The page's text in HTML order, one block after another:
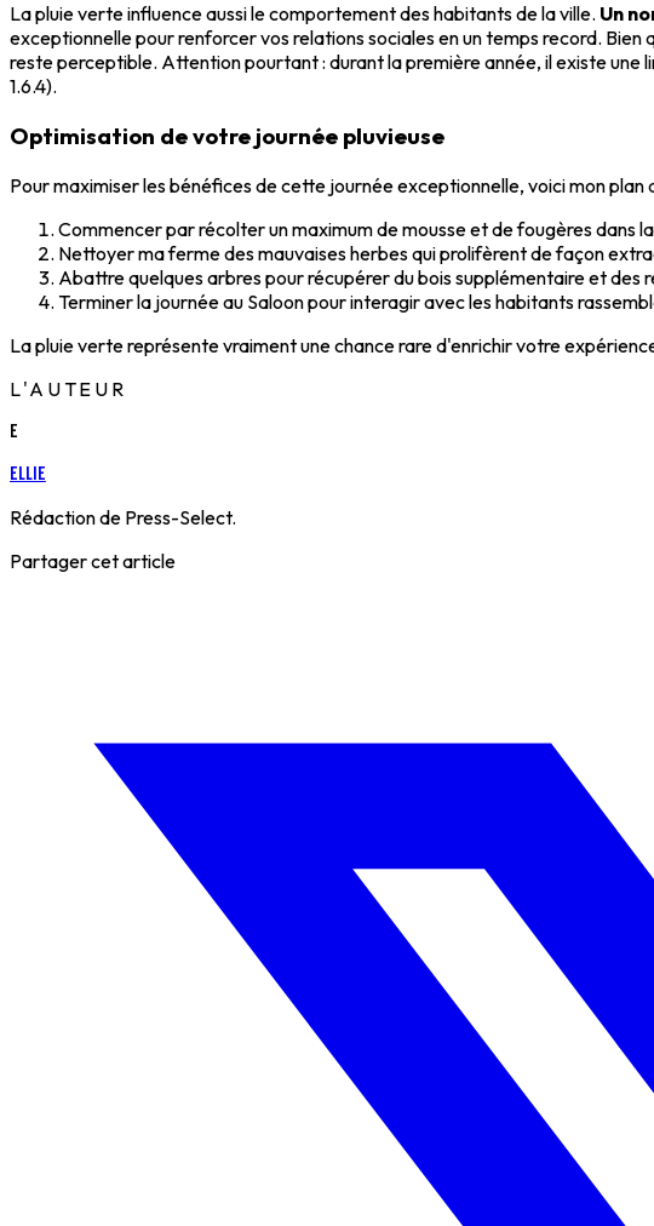
La pluie verte influence aussi le comportement des habitants de la ville. Un
exceptionnelle pour renforcer vos relations sociales en un temps record.
reste perceptible. Attention pourtant : durant la première année, il existe
1.6.4).
Optimisation de votre journée pluvieuse
Pour maximiser les bénéfices de cette journée exceptionnelle, voici mon plan
Commencer par récolter un maximum de mousse et de fougères dans
Nettoyer ma ferme des mauvaises herbes qui prolifèrent de façon
Abattre quelques arbres pour récupérer du bois supplémentaire et des
Terminer la journée au Saloon pour interagir avec les habitants
La pluie verte représente vraiment une chance rare d'enrichir votre
L'AUTEUR
E
Ellie
Rédaction de Press-Select.
Partager cet article